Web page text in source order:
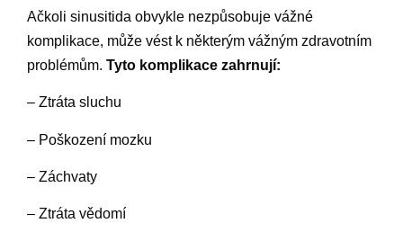
Ačkoli sinusitida obvykle nezpůsobuje vážné
komplikace, může vést k některým vážným zdravotním
problémům. Tyto komplikace zahrnují:
– Ztráta sluchu
– Poškození mozku
– Záchvaty
– Ztráta vědomí